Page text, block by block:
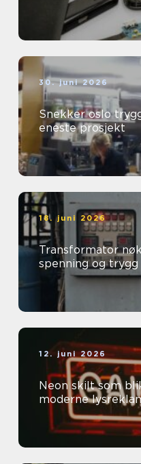
30. juni 2026
Snekker oslo trygg kvalitet i hvert
eneste prosjekt
18. juni 2026
Transformator nøkkelen til riktig
spenning og
12. juni 2026
Neon skilt som
moderne